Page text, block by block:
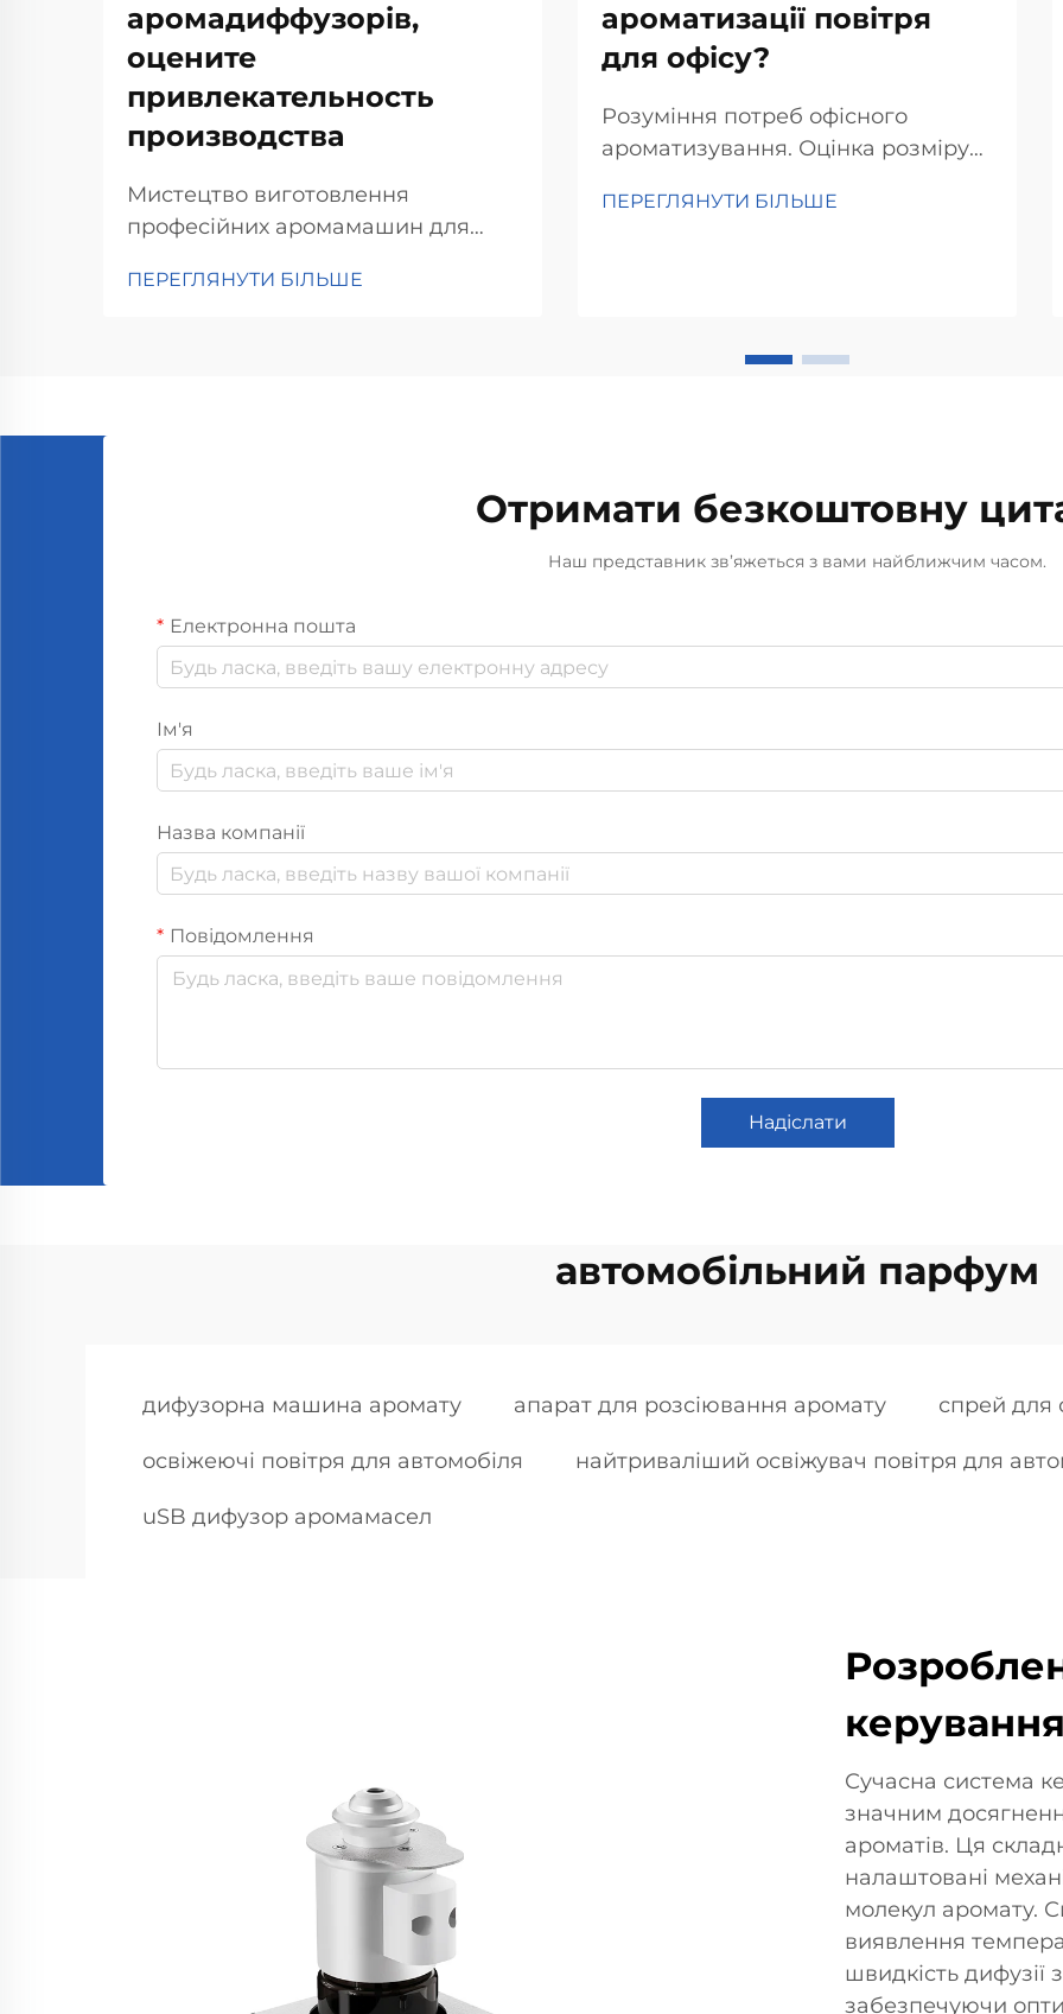
аромадиффузорів,
оцените
привлекательность
производства
Мистецтво виготовлення
професійних аромамашин для
системах аромадифузії Важливо
ПЕРЕГЛЯНУТИ БІЛЬШЕ
ароматизації повітря
для офісу?
Розуміння потреб офісного
ароматизування. Оцінка розміру
правильного ароматичного
офіси потребують більш потужних
ПЕРЕГЛЯНУТИ БІЛЬШЕ
Отримати безкоштовну
Наш представник зв’яжеться з вами найближчим часом.
Електронна пошта
Ім'я
Назва компанії
Повідомлення
Надіслати
автомобільний парфум
дифузорна машина аромату апарат для розсіювання аромату спрей для
освіжеючі повітря для автомобіля найтриваліший освіжувач повітря для
uSB дифузор аромамасел
Сучасна система
значним
ароматів. Ця
налаштовані
молекул аромату.
виявлення
швидкість дифузії
забезпечуючи